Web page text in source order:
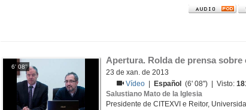
6' 08''
Apertura. Rolda de prensa
23 de xan. de 2013
Vídeo
Español (6' 08'') | Visto:
Salustiano Mato de la Iglesia
Presidente de CITEXVI e Reitor,